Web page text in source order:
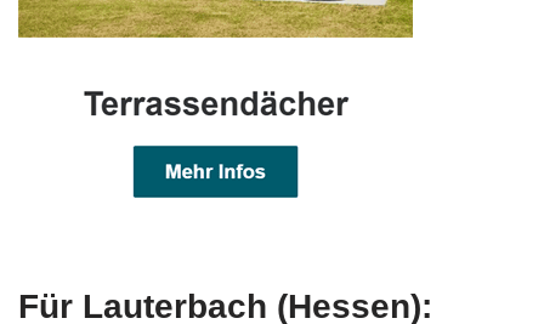
Für Lauterbach (Hessen):